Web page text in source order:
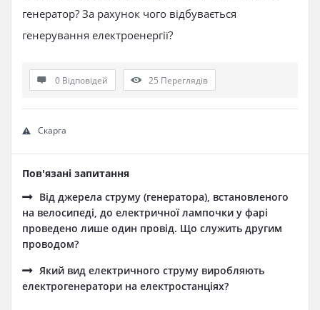
генератор? За рахунок чого відбувається
генерування електроенергії?
0 Відповідей 25 Переглядів
Скарга
Пов'язані запитання
Від джерела струму (генератора), встановленого
на велосипеді, до електричної лампочки у фарі
проведено лише один провід. Що служить другим
проводом?
Який вид електричного струму виробляють
електрогенератори на електростанціях?